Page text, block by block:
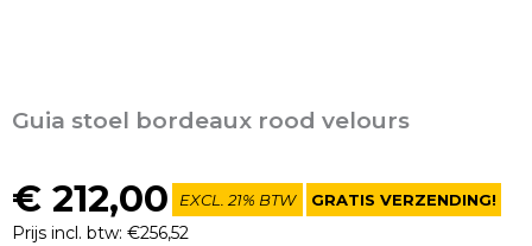
Guia stoel bordeaux rood velours
€ 212,00
Prijs incl. btw: €256,52
EXCL. 21% BTW GRATIS VERZENDING!